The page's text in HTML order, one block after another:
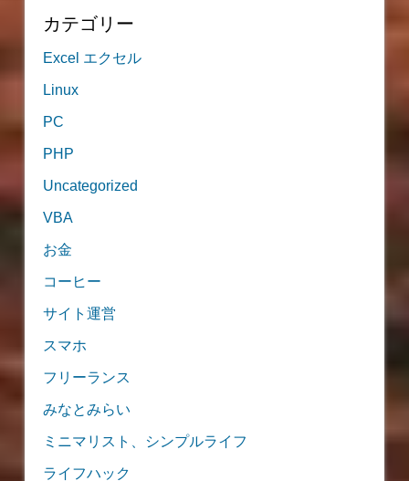
カテゴリー
Excel エクセル
Linux
PC
PHP
Uncategorized
VBA
お金
コーヒー
サイト運営
スマホ
フリーランス
みなとみらい
ミニマリスト、シンプルライフ
ライフハック